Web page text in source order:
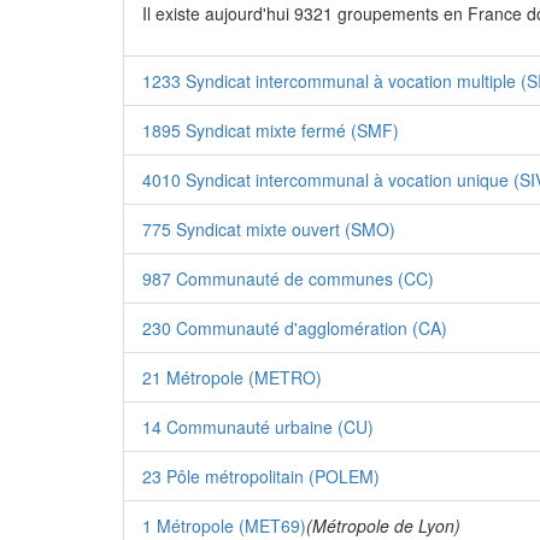
Il existe aujourd'hui 9321 groupements en France
1233 Syndicat intercommunal à vocation multiple
1895 Syndicat mixte fermé (SMF)
4010 Syndicat intercommunal à vocation unique
775 Syndicat mixte ouvert (SMO)
987 Communauté de communes (CC)
230 Communauté d'agglomération (CA)
21 Métropole (METRO)
14 Communauté urbaine (CU)
23 Pôle métropolitain (POLEM)
1 Métropole (MET69)(Métropole de Lyon)